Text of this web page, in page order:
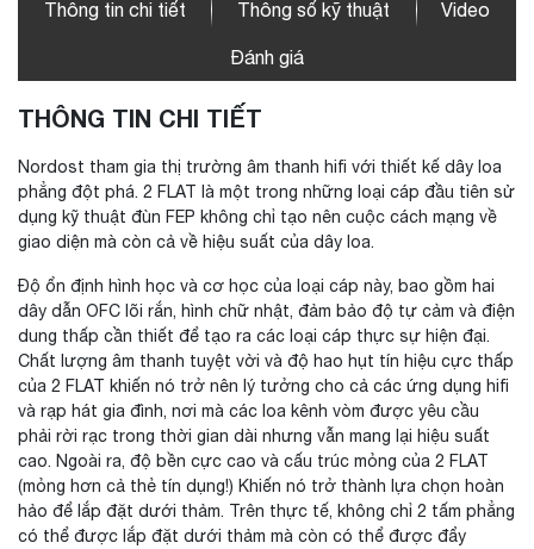
Thông tin chi tiết Thông số kỹ thuật Video
Đánh giá
THÔNG TIN CHI TIẾT
Nordost tham gia thị trường âm thanh hifi với thiết kế dây loa
phẳng đột phá. 2 FLAT là một trong những loại cáp đầu tiên sử
dụng kỹ thuật đùn FEP không chỉ tạo nên cuộc cách mạng về
giao diện mà còn cả về hiệu suất của dây loa.
Độ ổn định hình học và cơ học của loại cáp này, bao gồm hai
dây dẫn OFC lõi rắn, hình chữ nhật, đảm bảo độ tự cảm và điện
dung thấp cần thiết để tạo ra các loại cáp thực sự hiện đại.
Chất lượng âm thanh tuyệt vời và độ hao hụt tín hiệu cực thấp
của 2 FLAT khiến nó trở nên lý tưởng cho cả các ứng dụng hifi
và rạp hát gia đình, nơi mà các loa kênh vòm được yêu cầu
phải rời rạc trong thời gian dài nhưng vẫn mang lại hiệu suất
cao. Ngoài ra, độ bền cực cao và cấu trúc mỏng của 2 FLAT
(mỏng hơn cả thẻ tín dụng!) Khiến nó trở thành lựa chọn hoàn
hảo để lắp đặt dưới thảm. Trên thực tế, không chỉ 2 tấm phẳng
có thể được lắp đặt dưới thảm mà còn có thể được đẩy